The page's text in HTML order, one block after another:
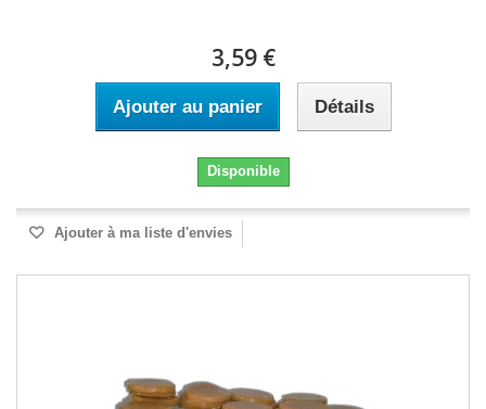
3,59 €
Ajouter au panier Détails
Disponible
Ajouter à ma liste d'envies